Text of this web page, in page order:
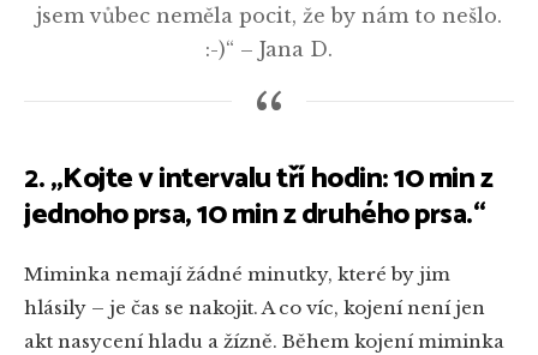
jsem vůbec neměla pocit, že by nám to nešlo.
:-)“ – Jana D.
2. „Kojte v intervalu tří hodin: 10 min z
jednoho prsa, 10 min z druhého prsa.“
Miminka nemají žádné minutky, které by jim
hlásily – je čas se nakojit. A co víc, kojení není jen
akt nasycení hladu a žízně. Během kojení miminka